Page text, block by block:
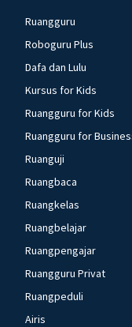
Ruangguru
Roboguru Plus
Dafa dan Lulu
Kursus for Kids
Ruangguru for Kids
Ruangguru for
Ruanguji
Ruangbaca
Ruangkelas
Ruangbelajar
Ruangpengajar
Ruangguru Privat
Ruangpeduli
Airis